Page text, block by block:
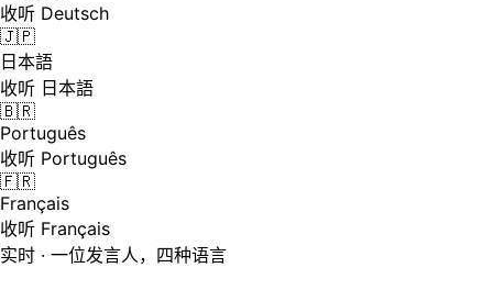
收听 Deutsch
🇯🇵
日本語
收听 日本語
🇧🇷
Português
收听 Português
🇫🇷
Français
收听 Français
实时 · 一位发言人，四种语言